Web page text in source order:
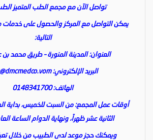
تواصل الآن مع مجمع الطب المتميز
يمكن التواصل مع المركز والحصول على خدمات
التالية:
العنوان: المدينة المنورة – طريق محمد بن
البريد الإلكتروني:
الهاتف: 0148341700
أوقات عمل المجمع: من السبت للخميس، بداية
الثانية عشر ظهراً، ونهاية الدوام الساعة
ويمكنك حجز موعد لدى الطبيب من خلال